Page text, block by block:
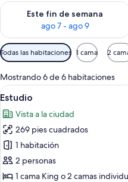
Este fin de semana
ago 7 - ago 9
Consulta la disponibilidad
Filtros
disponibles
para
las
habitaciones
Todas las habitaciones 1 cama 2
Mostrando 6 de 6 habitaciones
Abrir
todas
las
fotos
de
Estudio
6
Estudio
Vista a la ciudad
269 pies cuadrados
1 habitación
2 personas
1 cama King o 2 camas